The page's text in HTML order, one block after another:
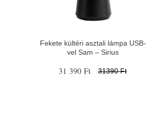
Fekete kültéri asztali lámpa USB-
vel Sam – Sirius
31 390 Ft 31390 Ft